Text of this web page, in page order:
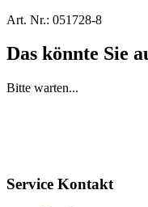
Art. Nr.: 051728-8
Das könnte Sie
Bitte warten...
Service Kontakt